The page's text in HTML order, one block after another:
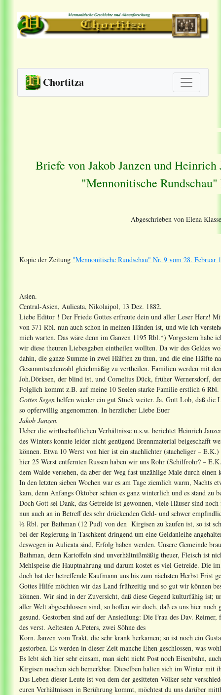
Chortitza
Briefe von Jakob Janzen und
"Mennonitische
Abgeschrieben von Elena
Kopie der Zeitung "Mennonitische Rundschau" Nr. 9 vom 28. Februar
Asien.
Central-Asien, Aulieata, Nikolaipol, 13 Dez. 1882.
Liebe Editor ! Der Friede Gottes erfreute dein und aller Leser Herz!
von 371 Rbl. nun auch schon in meinen Händen ist, und wie ich
mich warten. Das wäre denn im Ganzen 1195 Rbl.*) Vorgestern habe
wir diese theuren Liebesgaben eintheilen wollten. Da wir des Geldes
dahin, die ganze Summe in zwei Hälften zu thun, und die eine Hälfte
Gesammtseelenzahl gleichmäßig zu vertheilen. Familien werden mit
Joh.Dörksen, der blind ist, und Cornelius Dück, früher Wernersdorf,
Folglich kommt z.B. auf meine 10 Seelen starke Familie erstlich 6
Gottes Segen helfen wieder ein gut Stück weiter. Ja, Gott Lob, daß
so opferwillig angenommen. In herzlicher Liebe Euer
Jakob Janzen.
Ueber die wirthschaftlichen Verhältnisse u.s.w. berichtet Heinrich
des Winters konnte leider nicht genügend Brennmaterial beigeschafft
können. Etwa 10 Werst von hier ist ein stachlichter (stacheliger –
hier 25 Werst entfernten Russen haben wir uns Rohr (Schilfrohr? –
dem Walde versehen, da aber der Weg fast unzählige Male durch
In den letzten sieben Wochen war es am Tage ziemlich warm, Nachts
kam, denn Anfangs Oktober schien es ganz winterlich und es stand zu
Doch Gott sei Dank, das Getreide ist gewonnen, viele Häuser sind
nun auch an in Betreff des sehr drückenden Geld- und schwer
½ Rbl. per Bathman (12 Pud) von den Kirgisen zu kaufen ist, so ist
bei der Regierung in Taschkent dringend um eine Geldanleihe
deswegen in Aulieata sind, Erfolg haben werden. Unsere Gemeinde
Bathman, denn Kartoffeln sind unverhältnißmäßig theuer, Fleisch ist
Mehlspeise die Hauptnahrung und darum kostet es viel Getreide. Die
doch hat der betreffende Kaufmann uns bis zum nächsten Herbst Frist
Gottes Hilfe möchten wir das Land frühzeitig und so gut wir können
können. Wir sind in der Zuversicht, daß diese Gegend kulturfähig ist;
aller Welt abgeschlossen sind, so hoffen wir doch, daß es uns hier
gesund. Gestorben sind auf der Ansiedlung: Die Frau des Dav.
des verst. Aeltesten A.Peters, zwei Söhne des
Korn. Janzen vom Trakt, die sehr krank herkamen; so ist noch ein
gestorben. Es werden in dieser Zeit manche Ehen geschlossen, was
Es lebt sich hier sehr einsam, man sieht nicht Post noch Eisenbahn,
Kirgisen machen sich bemerkbar. Dieselben halten sich im Winter mit
Das Leben dieser Leute ist von dem der gesitteten Völker sehr
euren Verhältnissen in Berührung kommt, möchtest du uns darüber